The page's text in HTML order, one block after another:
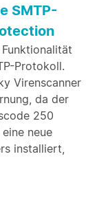
SMTP-
Protokoll.
Virenscanner
da der
250
neue
installiert,